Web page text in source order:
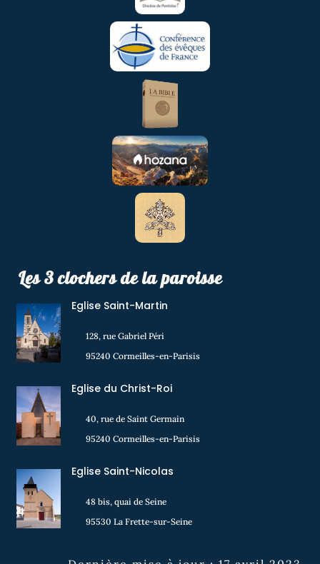
Les 3 clochers de la paroisse
Eglise Saint-Martin
128, rue Gabriel Péri
95240 Cormeilles-en-Parisis
Eglise du Christ-Roi
40, rue de Saint Germain
95240 Cormeilles-en-Parisis
Eglise Saint-Nicolas
48 bis, quai de Seine
95530 La Frette-sur-Seine